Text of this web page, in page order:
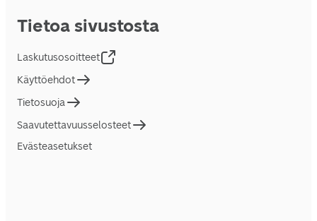
Tietoa sivustosta
Laskutusosoitteet
Käyttöehdot
Tietosuoja
Saavutettavuusselosteet
Evästeasetukset